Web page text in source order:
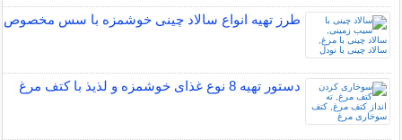
طرز تهیه انواع سالاد چینی خوشمزه با سس مخصوص
دستور تهیه 8 نوع غذای خوشمزه و لذیذ با کتف مرغ